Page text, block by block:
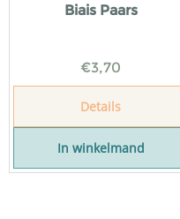
Biais Paars
€3,70
Details
In winkelmand